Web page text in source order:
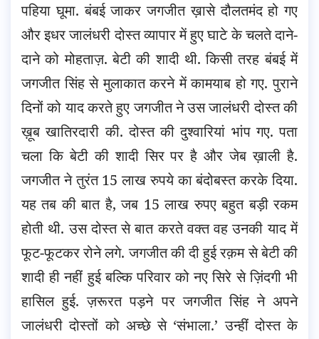
पहिया घूमा. बंबई जाकर जगजीत ख़ासे दौलतमंद हो गए
और इधर जालंधरी दोस्त व्यापार में हुए घाटे के चलते दाने-
दाने को मोहताज़. बेटी की शादी थी. किसी तरह बंबई में
जगजीत सिंह से मुलाकात करने में कामयाब हो गए. पुराने
दिनों को याद करते हुए जगजीत ने उस जालंधरी दोस्त की
ख़ूब खातिरदारी की. दोस्त की दुश्वारियां भांप गए. पता
चला कि बेटी की शादी सिर पर है और जेब ख़ाली है.
जगजीत ने तुरंत 15 लाख रुपये का बंदोबस्त करके दिया.
यह तब की बात है, जब 15 लाख रुपए बहुत बड़ी रकम
होती थी. उस दोस्त से बात करते वक्त वह उनकी याद में
फूट-फूटकर रोने लगे. जगजीत की दी हुई रक़म से बेटी की
शादी ही नहीं हुई बल्कि परिवार को नए सिरे से ज़िंदगी भी
हासिल हुई. ज़रूरत पड़ने पर जगजीत सिंह ने अपने
जालंधरी दोस्तों को अच्छे से ‘संभाला.’ उन्हीं दोस्त के